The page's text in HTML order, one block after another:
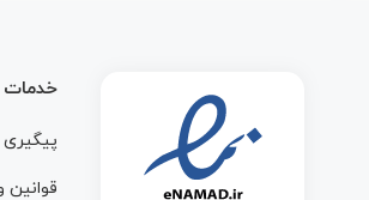
خدمات
قوانین